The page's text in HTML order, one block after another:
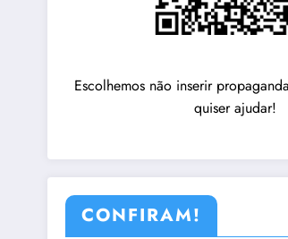
Escolhemos não inserir
quiser ajudar!
CONFIRAM!